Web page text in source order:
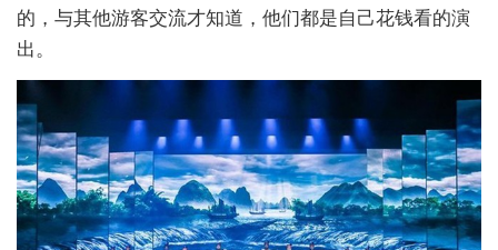
的，与其他游客交流才知道，他们都是自己花钱看的演
出。